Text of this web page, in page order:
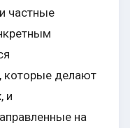
частные
которые делают
и
на